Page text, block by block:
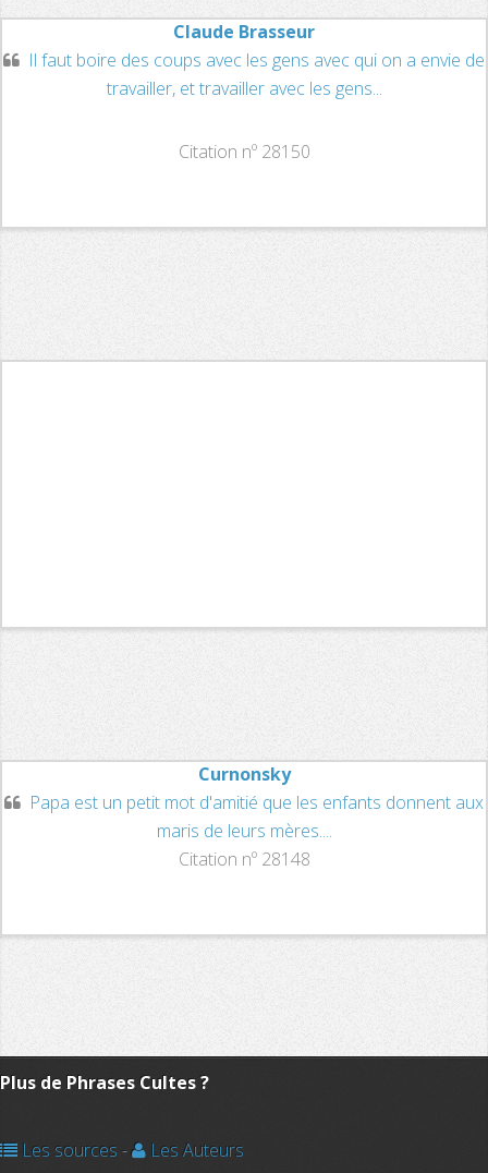
Claude Brasseur
Il faut boire des coups avec les gens avec qui on a envie de
travailler, et travailler avec les gens...
Citation nº 28150
Curnonsky
Papa est un petit mot d'amitié que les enfants donnent aux
maris de leurs mères....
Citation nº 28148
Plus de Phrases Cultes ?
Les sources - Les Auteurs